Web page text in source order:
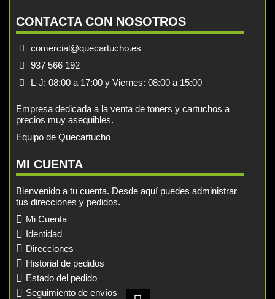
CONTACTA CON NOSOTROS
comercial@quecartucho.es
937 566 192
L-J: 08:00 a 17:00 y Viernes: 08:00 a 15:00
Empresa dedicada a la venta de toners y cartuchos a
precios muy asequibles.
Equipo de Quecartucho
MI CUENTA
Bienvenido a tu cuenta. Desde aquí puedes administrar
tus direcciones y pedidos.
Mi Cuenta
Identidad
Direcciones
Historial de pedidos
Estado del pedido
Seguimiento de envíos